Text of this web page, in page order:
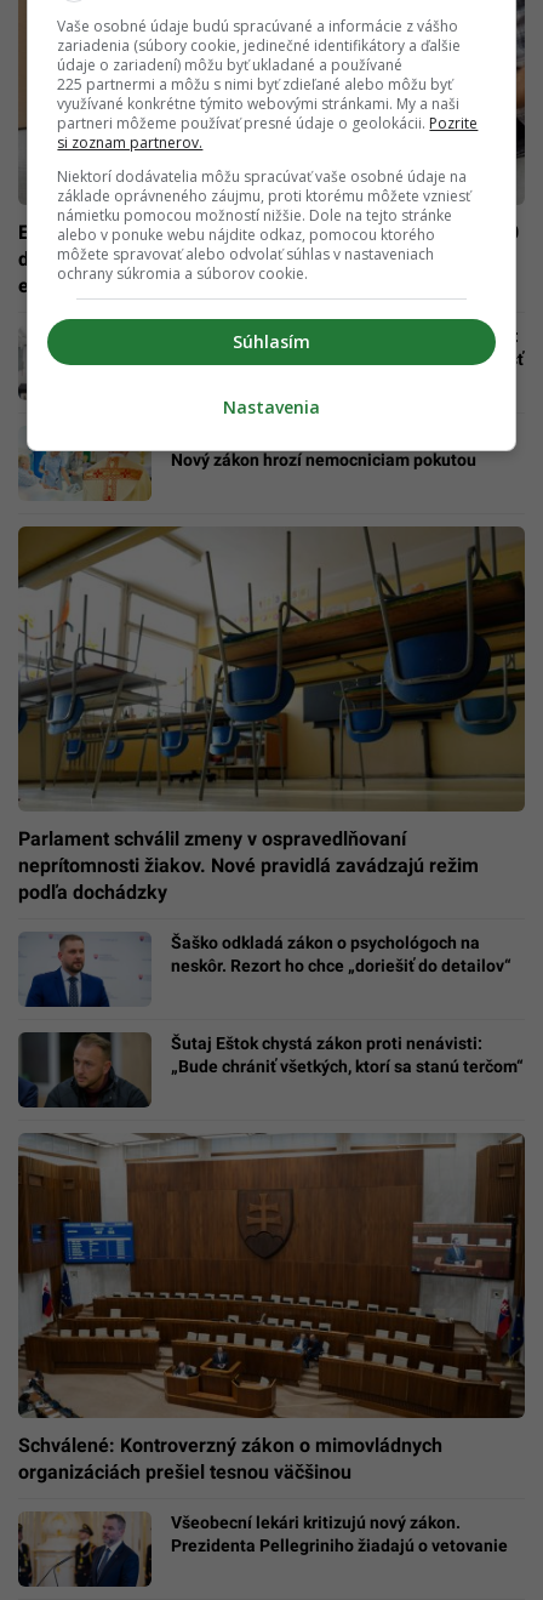
Európa diktuje nové pravidlá: Slovenské e-shopy majú 10
dní na zásadnú premenu, inak im hrozí pokuta až 30-tisíc
eur
Cirkev odmieta obavy z kontroverznej novely:
Kňazi budú chodiť za pacientmi len na žiadosť
Nový zákon hrozí nemocniciam pokutou
Parlament schválil zmeny v ospravedlňovaní
neprítomnosti žiakov. Nové pravidlá zavádzajú režim
podľa dochádzky
Šaško odkladá zákon o psychológoch na
neskôr. Rezort ho chce „doriešiť do detailov“
Šutaj Eštok chystá zákon proti nenávisti:
„Bude chrániť všetkých, ktorí sa stanú terčom“
Schválené: Kontroverzný zákon o mimovládnych
organizáciách prešiel tesnou väčšinou
Všeobecní lekári kritizujú nový zákon.
Prezidenta Pellegriniho žiadajú o vetovanie
Vaše osobné údaje budú spracúvané a informácie z vášho
zariadenia (súbory cookie, jedinečné identifikátory a ďalšie
údaje o zariadení) môžu byť ukladané a používané
225 partnermi a môžu s nimi byť zdieľané alebo môžu byť
využívané konkrétne týmito webovými stránkami. My a naši
partneri môžeme používať presné údaje o geolokácii. Pozrite
si zoznam partnerov.
Niektorí dodávatelia môžu spracúvať vaše osobné údaje na
základe oprávneného záujmu, proti ktorému môžete vzniesť
námietku pomocou možností nižšie. Dole na tejto stránke
alebo v ponuke webu nájdite odkaz, pomocou ktorého
môžete spravovať alebo odvolať súhlas v nastaveniach
ochrany súkromia a súborov cookie.
Súhlasím
Nastavenia